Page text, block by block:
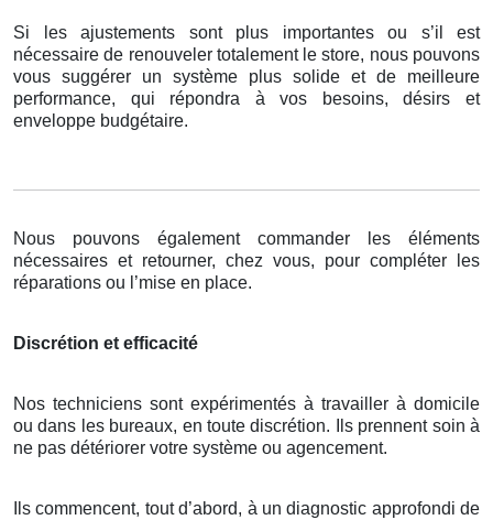
Si les ajustements sont plus importantes ou s’il est
nécessaire de renouveler totalement le store, nous pouvons
vous suggérer un système plus solide et de meilleure
performance, qui répondra à vos besoins, désirs et
enveloppe budgétaire.
Nous pouvons également commander les éléments
nécessaires et retourner, chez vous, pour compléter les
réparations ou l’mise en place.
Discrétion et efficacité
Nos techniciens sont expérimentés à travailler à domicile
ou dans les bureaux, en toute discrétion. Ils prennent soin à
ne pas détériorer votre système ou agencement.
Ils commencent, tout d’abord, à un diagnostic approfondi de